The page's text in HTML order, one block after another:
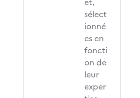
sélect
ionné
es en
foncti
on de
leur
exper